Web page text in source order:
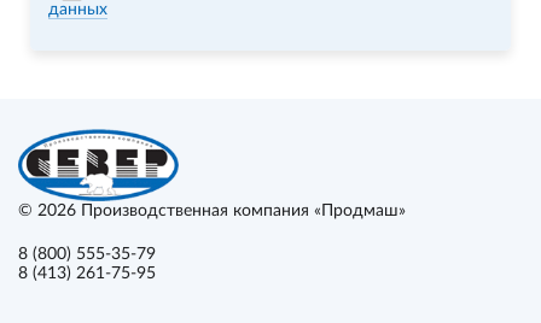
данных
© 2026 Производственная компания «Продмаш»
8 (800) 555-35-79
8 (413) 261-75-95